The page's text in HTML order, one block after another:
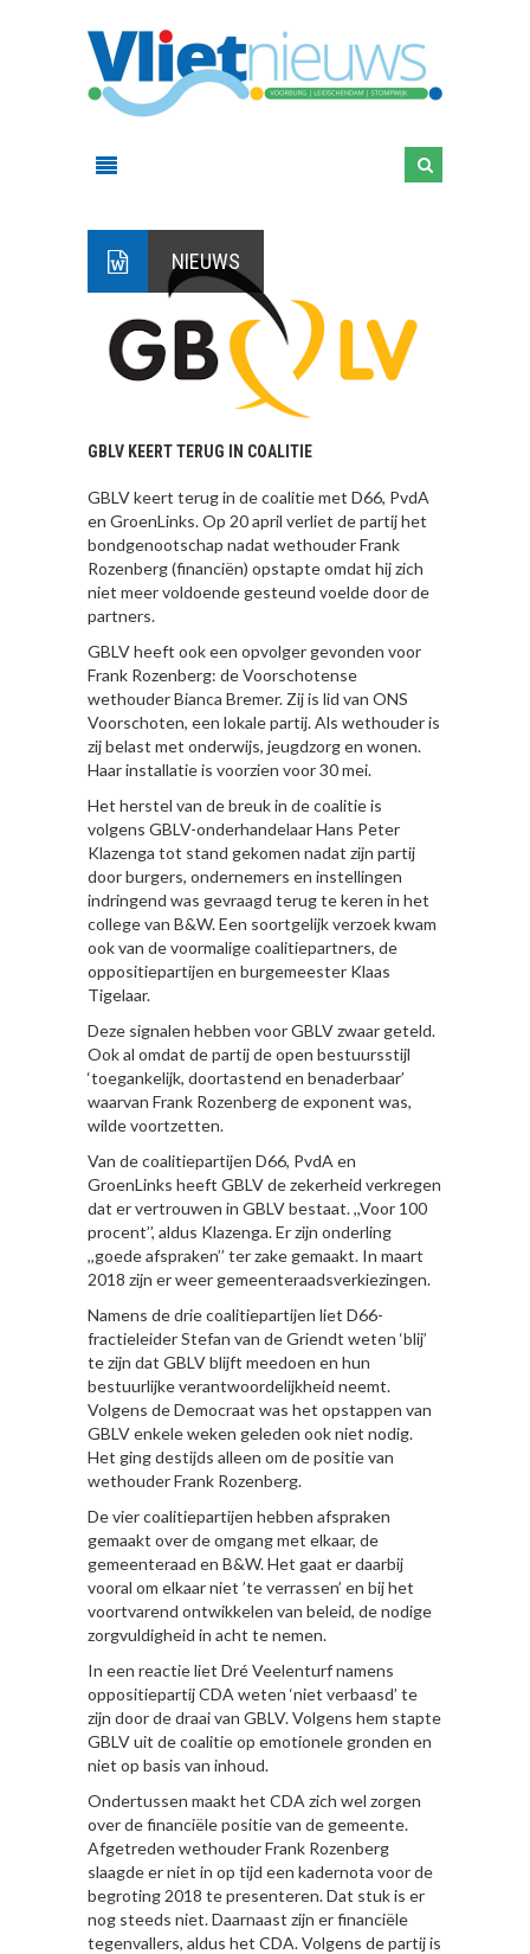
NIEUWS
GBLV KEERT TERUG IN COALITIE
GBLV keert terug in de coalitie met D66, PvdA
en GroenLinks. Op 20 april verliet de partij het
bondgenootschap nadat wethouder Frank
Rozenberg (financiën) opstapte omdat hij zich
niet meer voldoende gesteund voelde door de
partners.
GBLV heeft ook een opvolger gevonden voor
Frank Rozenberg: de Voorschotense
wethouder Bianca Bremer. Zij is lid van ONS
Voorschoten, een lokale partij. Als wethouder is
zij belast met onderwijs, jeugdzorg en wonen.
Haar installatie is voorzien voor 30 mei.
Het herstel van de breuk in de coalitie is
volgens GBLV-onderhandelaar Hans Peter
Klazenga tot stand gekomen nadat zijn partij
door burgers, ondernemers en instellingen
indringend was gevraagd terug te keren in het
college van B&W. Een soortgelijk verzoek kwam
ook van de voormalige coalitiepartners, de
oppositiepartijen en burgemeester Klaas
Tigelaar.
Deze signalen hebben voor GBLV zwaar geteld.
Ook al omdat de partij de open bestuursstijl
‘toegankelijk, doortastend en benaderbaar’
waarvan Frank Rozenberg de exponent was,
wilde voortzetten.
Van de coalitiepartijen D66, PvdA en
GroenLinks heeft GBLV de zekerheid verkregen
dat er vertrouwen in GBLV bestaat. ,,Voor 100
procent’’, aldus Klazenga. Er zijn onderling
,,goede afspraken’’ ter zake gemaakt. In maart
2018 zijn er weer gemeenteraadsverkiezingen.
Namens de drie coalitiepartijen liet D66-
fractieleider Stefan van de Griendt weten ‘blij’
te zijn dat GBLV blijft meedoen en hun
bestuurlijke verantwoordelijkheid neemt.
Volgens de Democraat was het opstappen van
GBLV enkele weken geleden ook niet nodig.
Het ging destijds alleen om de positie van
wethouder Frank Rozenberg.
De vier coalitiepartijen hebben afspraken
gemaakt over de omgang met elkaar, de
gemeenteraad en B&W. Het gaat er daarbij
vooral om elkaar niet ’te verrassen’ en bij het
voortvarend ontwikkelen van beleid, de nodige
zorgvuldigheid in acht te nemen.
In een reactie liet Dré Veelenturf namens
oppositiepartij CDA weten ‘niet verbaasd’ te
zijn door de draai van GBLV. Volgens hem stapte
GBLV uit de coalitie op emotionele gronden en
niet op basis van inhoud.
Ondertussen maakt het CDA zich wel zorgen
over de financiële positie van de gemeente.
Afgetreden wethouder Frank Rozenberg
slaagde er niet in op tijd een kadernota voor de
begroting 2018 te presenteren. Dat stuk is er
nog steeds niet. Daarnaast zijn er financiële
tegenvallers, aldus het CDA. Volgens de partij is